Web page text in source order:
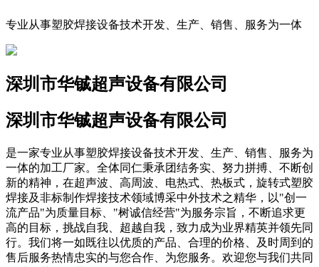
专业从事塑胶焊接设备技术开发、生产、销售、服务为一体
深圳市华铖超声设备有限公司
深圳市华铖超声设备有限公司
是一家专业从事塑胶焊接设备技术开发、生产、销售、服务为
一体的加工厂家。全体同仁秉承团结务实、努力拼搏、不断创
新的精神，在超声波、高周波、电热式、热板式，旋转式塑胶
焊接及非标制作焊接技术领域博采中外技术之精华，以"创一
流产品"为质量目标、"树诚信经营"为服务宗旨，不断追求更
高的目标，挑战自我、超越自我，致力成为业界精英并领先同
行。我们将一如既往以优质的产品、合理的价格、及时周到的
售后服务热情忠实的与您合作、为您服务。欢迎您与我们共同